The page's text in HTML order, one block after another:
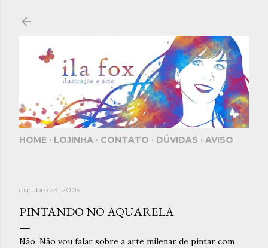
HOME LOJINHA CONTATO DÚVIDAS AVISO
outubro 23, 2009
PINTANDO NO AQUARELA
Não. Não vou falar sobre a arte milenar de pintar com